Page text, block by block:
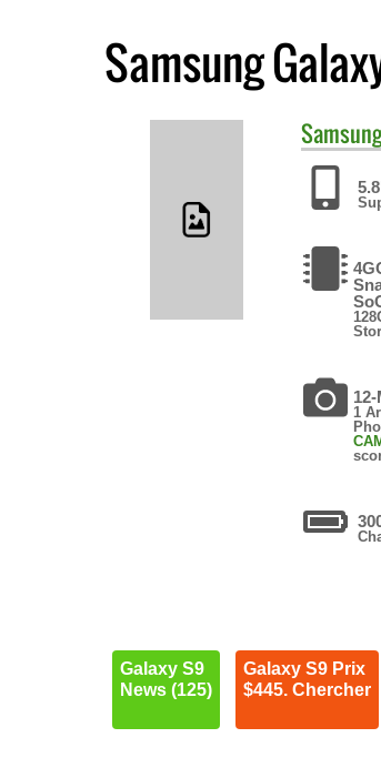
Samsung
12-
1
Galaxy S9
News (125)
Galaxy S9 Prix
$445. Chercher